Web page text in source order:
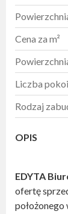
Cena za m²
Liczba pokoi
Rodzaj
OPIS
EDYTA
ofertę